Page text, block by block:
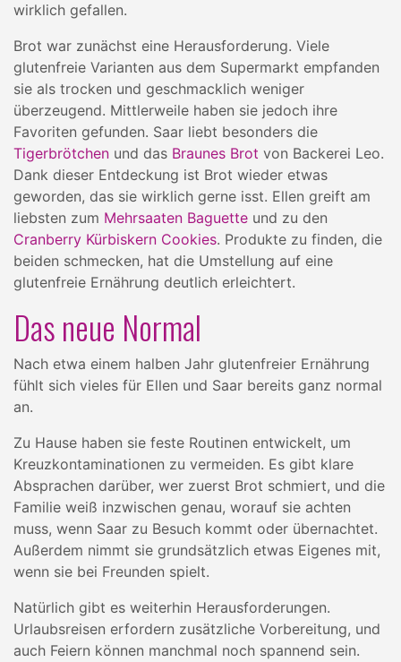
wirklich gefallen.
Brot war zunächst eine Herausforderung. Viele
glutenfreie Varianten aus dem Supermarkt empfanden
sie als trocken und geschmacklich weniger
überzeugend. Mittlerweile haben sie jedoch ihre
Favoriten gefunden. Saar liebt besonders die
Tigerbrötchen und das Braunes Brot von Backerei Leo.
Dank dieser Entdeckung ist Brot wieder etwas
geworden, das sie wirklich gerne isst. Ellen greift am
liebsten zum Mehrsaaten Baguette und zu den
Cranberry Kürbiskern Cookies. Produkte zu finden, die
beiden schmecken, hat die Umstellung auf eine
glutenfreie Ernährung deutlich erleichtert.
Das neue Normal
Nach etwa einem halben Jahr glutenfreier Ernährung
fühlt sich vieles für Ellen und Saar bereits ganz normal
an.
Zu Hause haben sie feste Routinen entwickelt, um
Kreuzkontaminationen zu vermeiden. Es gibt klare
Absprachen darüber, wer zuerst Brot schmiert, und die
Familie weiß inzwischen genau, worauf sie achten
muss, wenn Saar zu Besuch kommt oder übernachtet.
Außerdem nimmt sie grundsätzlich etwas Eigenes mit,
wenn sie bei Freunden spielt.
Natürlich gibt es weiterhin Herausforderungen.
Urlaubsreisen erfordern zusätzliche Vorbereitung, und
auch Feiern können manchmal noch spannend sein.